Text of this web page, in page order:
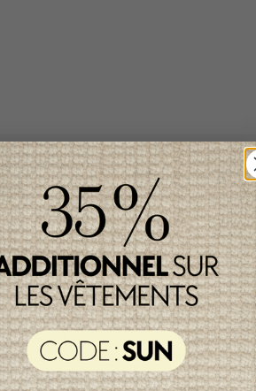
collections pour de vêtements pour
imbattables. Nous dénichons les
en saisons. Si un vêtement vous
du temps, les articles offerts ne
exemplaire. Profitez de la livraison
achat de 100$ et plus avant taxes.